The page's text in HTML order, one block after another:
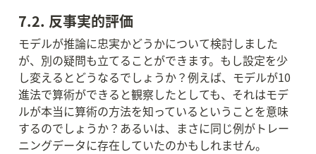
7.2. 反事実的評価
モデルが推論に忠実かどうかについて検討しました
が、別の疑問も立てることができます。もし設定を少
し変えるとどうなるでしょうか？例えば、モデルが10
進法で算術ができると観察したとしても、それはモデ
ルが本当に算術の方法を知っているということを意味
するのでしょうか？あるいは、まさに同じ例がトレー
ニングデータに存在していたのかもしれません。